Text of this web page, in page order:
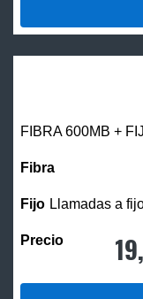
FIBRA 600MB +
Llamadas a